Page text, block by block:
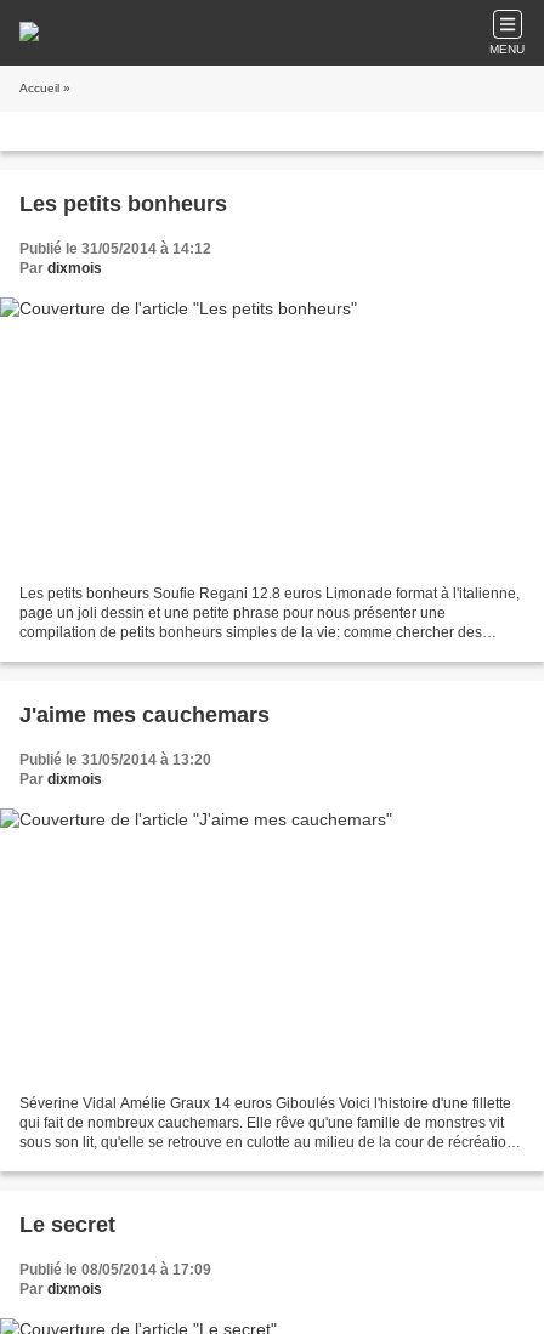
MENU
Accueil »
Les petits bonheurs
Publié le 31/05/2014 à 14:12
Par dixmois
Les petits bonheurs Soufie Regani 12.8 euros Limonade format à l'italienne,
page un joli dessin et une petite phrase pour nous présenter une
compilation de petits bonheurs simples de la vie: comme chercher des
J'aime mes cauchemars
Publié le 31/05/2014 à 13:20
Par dixmois
Séverine Vidal Amélie Graux 14 euros Giboulés Voici l'histoire d'une fillette
qui fait de nombreux cauchemars. Elle rêve qu'une famille de monstres vit
sous son lit, qu'elle se retrouve en culotte au milieu de la cour de récréation,
Le secret
Publié le 08/05/2014 à 17:09
Par dixmois